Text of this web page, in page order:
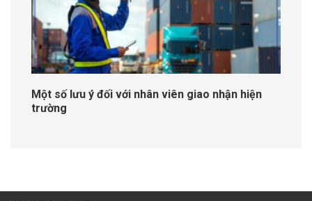
Một số lưu ý đối với nhân viên giao nhận hiện
trường